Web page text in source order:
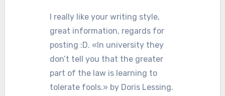
I really like your writing style,
great information, regards for
posting :D. «In university they
don’t tell you that the greater
part of the law is learning to
tolerate fools.» by Doris Lessing.